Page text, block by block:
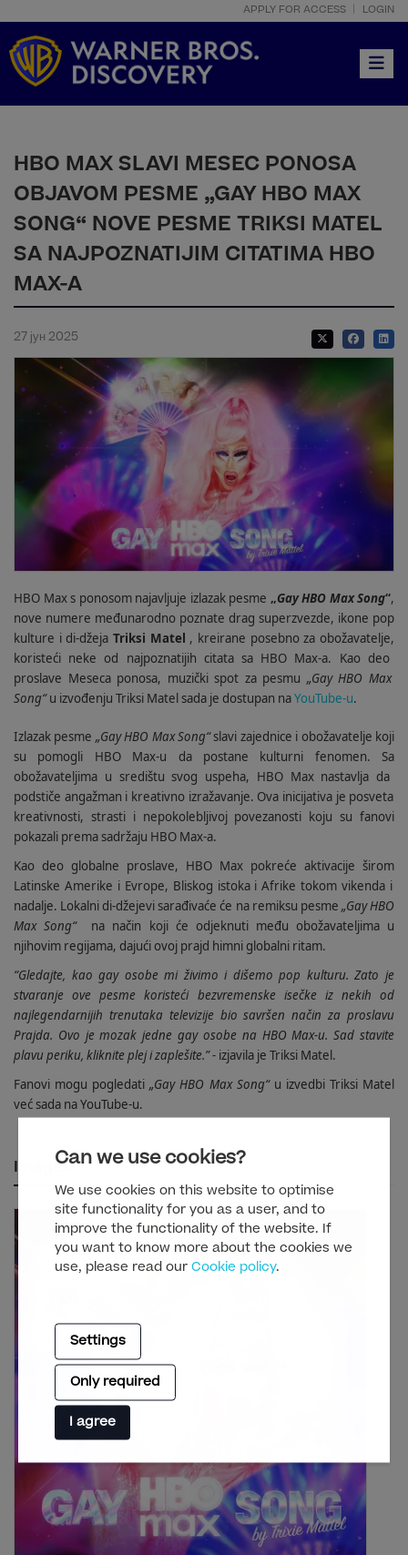
Can we use cookies?
We use cookies on this website to optimise
site functionality for you as a user, and to
improve the functionality of the website. If
you want to know more about the cookies we
use, please read our Cookie policy.
Settings
Only required
I agree
APPLY FOR ACCESS LOGIN
HBO MAX SLAVI MESEC PONOSA
OBJAVOM PESME „GAY HBO MAX
SONG“ NOVE PESME TRIKSI MATEL
SA NAJPOZNATIJIM CITATIMA HBO
MAX-A
27 јун 2025
HBO Max s ponosom najavljuje izlazak pesme „Gay HBO Max Song“,
nove numere međunarodno poznate drag superzvezde, ikone pop
kulture i di-džeja Triksi Matel , kreirane posebno za obožavatelje,
koristeći neke od najpoznatijih citata sa HBO Max-a. Kao deo
proslave Meseca ponosa, muzičkispot za pesmu „Gay HBO Max
Song“u izvođenju Triksi Matel sada je dostupan naYouTube-u.
Izlazak pesme „Gay HBO Max Song“slavi zajednice i obožavatelje koji
su pomogli HBO Max-u da postane kulturni fenomen. Sa
obožavateljima u središtu svog uspeha, HBO Max nastavlja da
podstiče angažman i kreativno izražavanje. Ova inicijativa je posveta
kreativnosti, strasti i nepokolebljivoj povezanosti koju su fanovi
pokazali prema sadržaju HBO Max-a.
Kao deo globalne proslave, HBO Max pokreće aktivacije širom
Latinske Amerike i Evrope, Bliskog istoka i Afrike tokom vikenda i
nadalje. Lokalni di-džejevisarađivaće će na remiksu pesme „Gay HBO
Max Song“
na način koji će odjeknuti među obožavateljima u
njihovim regijama, dajući ovoj prajd himni globalni ritam.
“Gledajte, kao gay osobe mi živimo i dišemo pop kulturu. Zato je
stvaranje ove pesme koristeći bezvremenske isečke iz nekih od
najlegendarnijih trenutaka televizije bio savršen način za proslavu
Prajda. Ovo je mozak jedne gay osobe na HBO Max-u. Sad stavite
plavu periku, kliknite pleji zaplešite.”- izjavila je Triksi Matel.
Fanovi mogu pogledati„Gay HBO Max Song“u izvedbi TriksiMatel
već sada na YouTube-u.
Images